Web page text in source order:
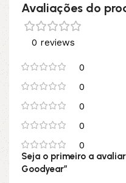
Avaliações do
0 reviews
0
0
0
0
0
Seja o primeiro a
Goodyear”